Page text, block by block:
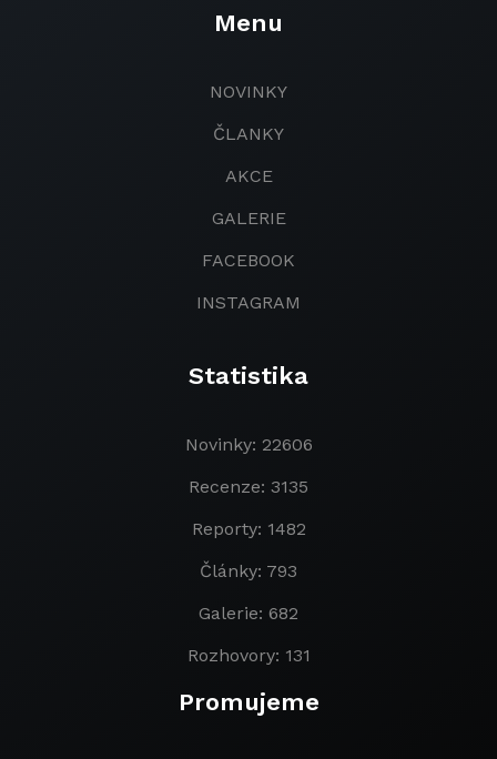
Menu
NOVINKY
ČLANKY
AKCE
GALERIE
FACEBOOK
INSTAGRAM
Statistika
Novinky: 22606
Recenze: 3135
Reporty: 1482
Články: 793
Galerie: 682
Rozhovory: 131
Promujeme